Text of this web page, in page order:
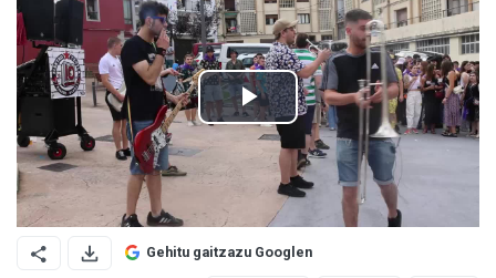
Gehitu gaitzazu Googlen